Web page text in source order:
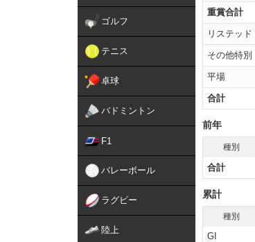
ゴルフ
テニス
卓球
バドミントン
F1
バレーボール
ラグビー
陸上
重賞合計
リステッド
その他特別
平場
合計
前年
種別
合計
累計
種別
GI